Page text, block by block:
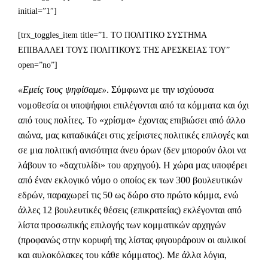
initial=”1″]
[trx_toggles_item title=”1. ΤΟ ΠΟΛΙΤΙΚΟ ΣΥΣΤΗΜΑ
ΕΠΙΒΑΛΛΕΙ ΤΟΥΣ ΠΟΛΙΤΙΚΟΥΣ ΤΗΣ ΑΡΕΣΚΕΙΑΣ ΤΟΥ”
open=”no”]
«Εμείς τους ψηφίσαμε». Σύμφωνα με την ισχύουσα
νομοθεσία οι υποψήφιοι επιλέγονται από τα κόμματα και όχι
από τους πολίτες. Το «χρίσμα» έχοντας επιβιώσει από άλλο
αιώνα, μας καταδικάζει στις χείριστες πολιτικές επιλογές και
σε μια πολιτική ανισότητα άνευ όρων (δεν μπορούν όλοι να
λάβουν το «δαχτυλίδι» του αρχηγού). Η χώρα μας υποφέρει
από έναν εκλογικό νόμο ο οποίος εκ των 300 βουλευτικών
εδρών, παραχωρεί τις 50 ως δώρο στο πρώτο κόμμα, ενώ
άλλες 12 βουλευτικές θέσεις (επικρατείας) εκλέγονται από
λίστα προσωπικής επιλογής των κομματικών αρχηγών
(προφανώς στην κορυφή της λίστας φιγουράρουν οι αυλικοί
και αυλοκόλακες του κάθε κόμματος). Με άλλα λόγια,